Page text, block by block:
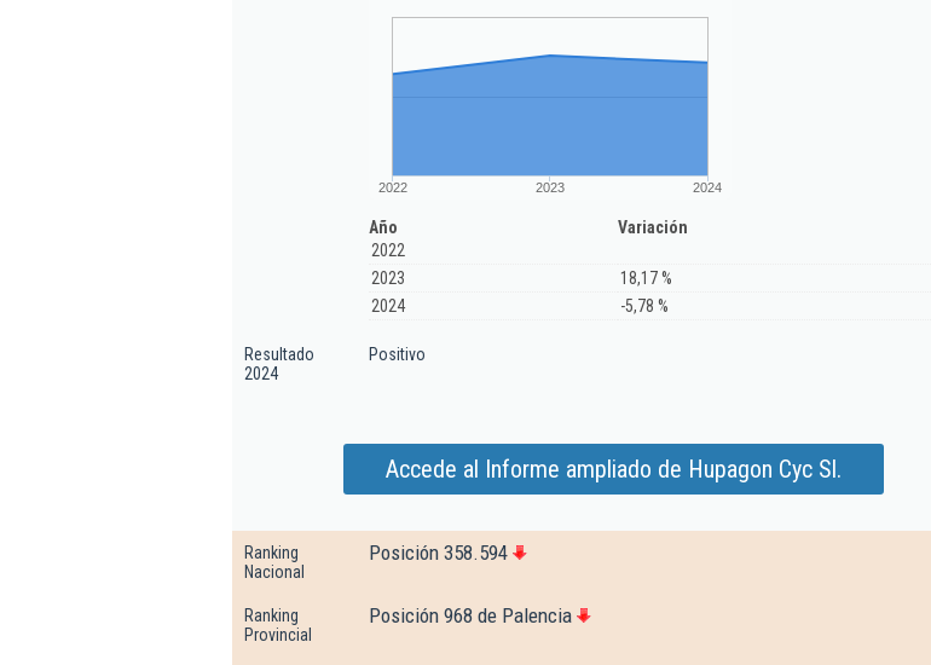
2022 2023 2024
Año
Variación
2022
2023
18,17 %
2024
-5,78 %
Resultado
2024
Positivo
Accede al Informe ampliado de Hupagon Cyc Sl.
Ranking
Nacional
Posición 358.594
Ranking
Provincial
Posición 968 de Palencia